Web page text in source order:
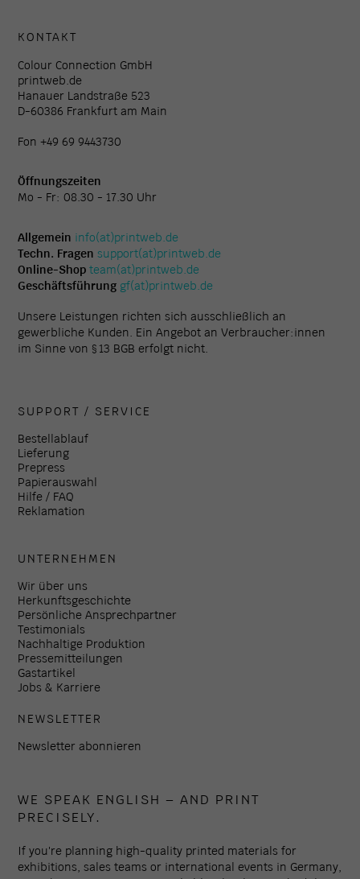
KONTAKT
Colour Connection GmbH
printweb.de
Hanauer Landstraße 523
D-60386 Frankfurt am Main
Fon +49 69 9443730
Öffnungszeiten
Mo - Fr: 08.30 - 17.30 Uhr
Allgemein info(at)printweb.de
Techn. Fragen support(at)printweb.de
Online-Shop team(at)printweb.de
Geschäftsführung gf(at)printweb.de
Unsere Leistungen richten sich ausschließlich an
gewerbliche Kunden. Ein Angebot an Verbraucher:innen
im Sinne von § 13 BGB erfolgt nicht.
SUPPORT / SERVICE
Bestellablauf
Lieferung
Prepress
Papierauswahl
Hilfe / FAQ
Reklamation
UNTERNEHMEN
Wir über uns
Herkunftsgeschichte
Persönliche Ansprechpartner
Testimonials
Nachhaltige Produktion
Pressemitteilungen
Gastartikel
Jobs & Karriere
NEWSLETTER
Newsletter abonnieren
WE SPEAK ENGLISH – AND PRINT
PRECISELY.
If you're planning high-quality printed materials for
exhibitions, sales teams or international events in Germany,